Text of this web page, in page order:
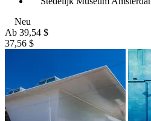
Neu
Ab 39,54 $
37,56 $